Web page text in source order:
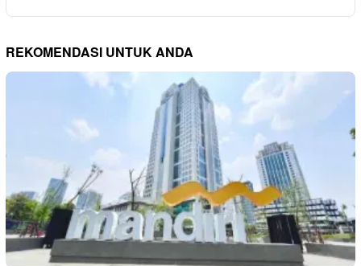
REKOMENDASI UNTUK ANDA